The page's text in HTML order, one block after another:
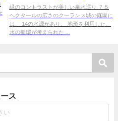
緑のコントラストが美しい泉水巡り ７５
ヘクタールの広さのクーランス城の庭園に
は、 14の水源があり、 地形を利用した、
水の循環が考えられた ...
ス